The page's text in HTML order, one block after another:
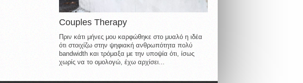
Couples Therapy
Πριν κάτι μήνες μου καρφώθηκε στο μυαλό η ιδέα
ότι στοιχίζω στην ψηφιακή ανθρωπότητα πολύ
bandwidth και τρόμαξα με την υποψία ότι, ίσως
χωρίς να το ομολογώ, έχω αρχίσει...